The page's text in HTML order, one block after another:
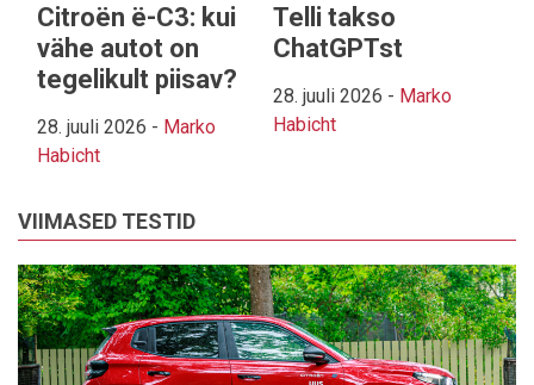
Citroën ë-C3: kui
vähe autot on
tegelikult piisav?
28. juuli 2026 - Marko
Habicht
Telli takso
ChatGPTst
28. juuli 2026 - Marko
Habicht
VIIMASED TESTID